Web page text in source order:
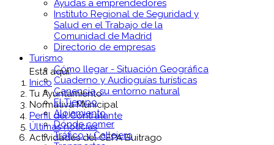
Ayudas a emprendedores
Instituto Regional de Seguridad y
Salud en el Trabajo de la
Comunidad de Madrid
Directorio de empresas
Turismo
Cómo llegar - Situación Geográfica
Cuaderno y Audioguías turísticas
Canencia, su entorno natural
El Tiempo
Alojamiento
Dónde comer
Tráfico y Callejero
Está aquí:
Inicio
Tu Ayuntamiento
Normativa Municipal
Perfil del Contratante
Últimas noticias
Actividades del CEPA Buitrago